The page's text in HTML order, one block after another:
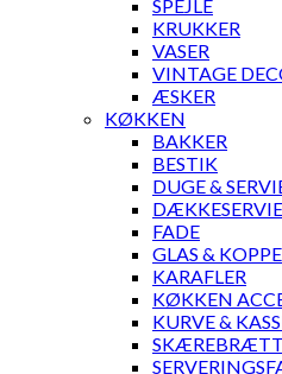
SPEJLE
KRUKKER
VASER
VINTAGE
ÆSKER
KØKKEN
BAKKER
BESTIK
DUGE &
FADE
GLAS &
KARAFLER
KØKKEN
KURVE &